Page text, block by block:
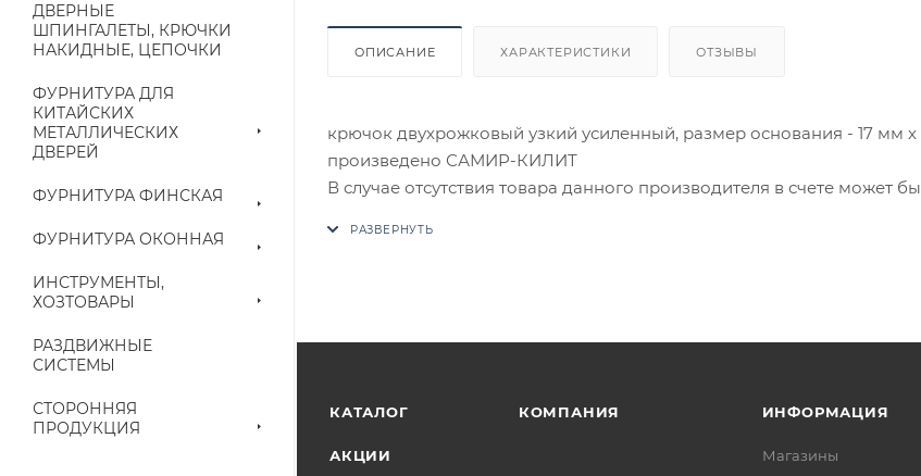
ДВЕРНЫЕ
ШПИНГАЛЕТЫ, КРЮЧКИ
НАКИДНЫЕ, ЦЕПОЧКИ
ФУРНИТУРА ДЛЯ
КИТАЙСКИХ
МЕТАЛЛИЧЕСКИХ
ДВЕРЕЙ
ФУРНИТУРА ФИНСКАЯ
ФУРНИТУРА ОКОННАЯ
ИНСТРУМЕНТЫ,
ХОЗТОВАРЫ
РАЗДВИЖНЫЕ
СИСТЕМЫ
СТОРОННЯЯ
ПРОДУКЦИЯ
ОПИСАНИЕ ХАРАКТЕРИСТИКИ ОТЗЫВЫ
крючок двухрожковый узкий усиленный, размер основания - 17 мм
произведено САМИР-КИЛИТ
В случае отсутствия товара данного производителя в счете может
выставленного счета.
КАТАЛОГ
АКЦИИ
КОМПАНИЯ ИНФОРМАЦИЯ
Магазины